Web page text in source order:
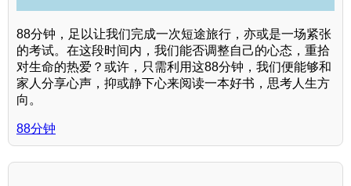
88分钟，足以让我们完成一次短途旅行，亦或是一场紧张
的考试。在这段时间内，我们能否调整自己的心态，重拾
对生命的热爱？或许，只需利用这88分钟，我们便能够和
家人分享心声，抑或静下心来阅读一本好书，思考人生方
向。
88分钟